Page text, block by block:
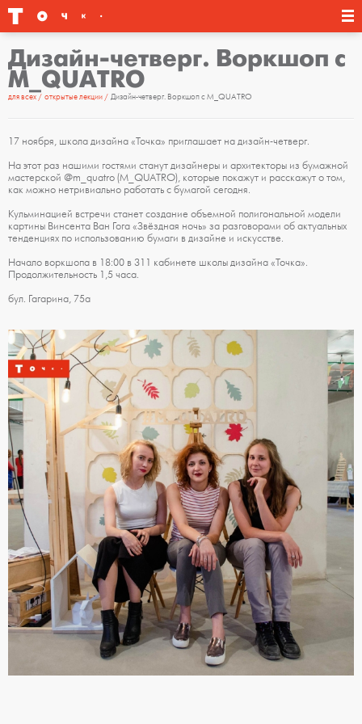
Дизайн-четверг. Воркшоп с
М_QUATRO
для всех открытые лекции Дизайн-четверг. Воркшоп с М_QUATRO
17 ноября, школа дизайна «Точка» приглашает на дизайн-четверг.
На этот раз нашими гостями станут дизайнеры и архитекторы из бумажной
мастерской @m_quatro (М_QUATRO), которые покажут и расскажут о том,
как можно нетривиально работать с бумагой сегодня.
Кульминацией встречи станет создание объемной полигональной модели
картины Винсента Ван Гога «Звёздная ночь» за разговорами об актуальных
тенденциях по использованию бумаги в дизайне и искусстве.
Начало воркшопа в 18:00 в 311 кабинете школы дизайна «Точка».
Продолжительность 1,5 часа.
бул. Гагарина, 75а